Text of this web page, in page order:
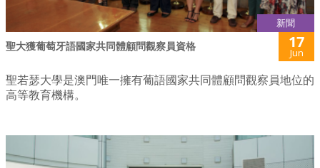
新聞
聖大獲葡萄牙語國家共同體顧問觀察員資格 17
Jun
聖若瑟大學是澳門唯一擁有葡語國家共同體顧問觀察員地位的
高等教育機構。